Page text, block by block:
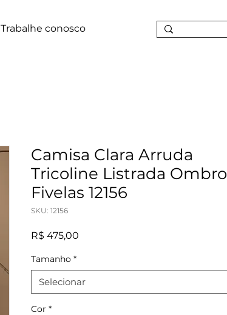
Trabalhe conosco
Camisa Clara Arruda
Tricoline Listrada Ombro
Fivelas 12156
SKU: 12156
R$ 475,00
Tamanho *
Selecionar
Cor *